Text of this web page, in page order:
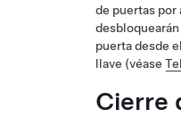
de puertas por
puerta desde
llave (véase
Cierre